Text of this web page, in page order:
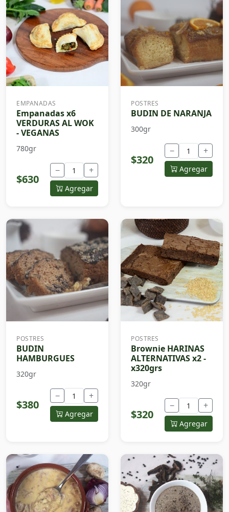
EMPANADAS
Empanadas x6
VERDURAS AL WOK
- VEGANAS
780gr
$630
− +
Agregar
POSTRES
BUDIN DE NARANJA
300gr
$320
− +
Agregar
POSTRES
BUDIN
HAMBURGUES
320gr
$380
− +
Agregar
POSTRES
Brownie HARINAS
ALTERNATIVAS x2 -
x320grs
320gr
$320
− +
Agregar